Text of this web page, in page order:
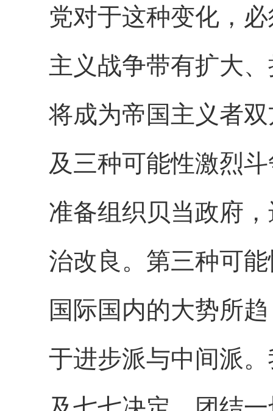
党对于这种变化，
主义战争带有扩大
将成为帝国主义者
及三种可能性激烈
准备组织贝当政府
治改良。第三种可
国际国内的大势所
于进步派与中间派